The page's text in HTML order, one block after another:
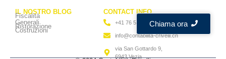
IL NOSTRO BLOG
Fiscalità
Generali
Ristorazione
Costruzioni
CONTACT INFO
+41 76 573 93 65
info@contabilita-crivelli.ch
via San Gottardo 9,
6943 Vezia
Chiama ora